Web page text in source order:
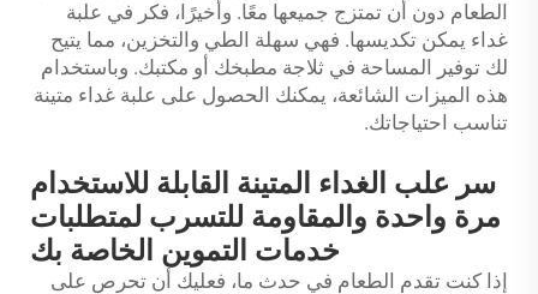
الطعام دون أن تمتزج جميعها معًا. وأخيرًا، فكر في علبة
غداء يمكن تكديسها. فهي سهلة الطي والتخزين، مما يتيح
لك توفير المساحة في ثلاجة مطبخك أو مكتبك. وباستخدام
هذه الميزات الشائعة، يمكنك الحصول على علبة غداء متينة
تناسب احتياجاتك.
سر علب الغداء المتينة القابلة للاستخدام
مرة واحدة والمقاومة للتسرب لمتطلبات
خدمات التموين الخاصة بك
إذا كنت تقدم الطعام في حدث ما، فعليك أن تحرص على